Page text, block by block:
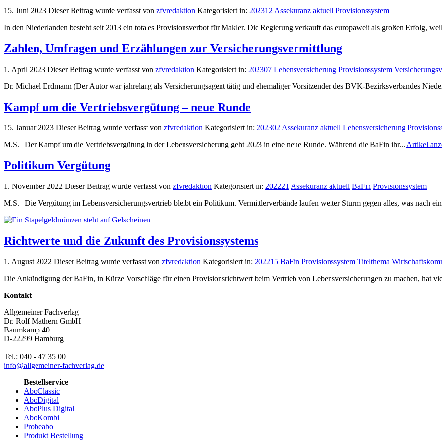
15. Juni 2023 Dieser Beitrag wurde verfasst von zfvredaktion Kategorisiert in: 202312 Assekuranz aktuell Provisionssystem
In den Niederlanden besteht seit 2013 ein totales Provisionsverbot für Makler. Die Regierung verkauft das europaweit als großen Erfolg,
Zahlen, Umfragen und Erzählungen zur Versicherungsvermittlung
1. April 2023 Dieser Beitrag wurde verfasst von zfvredaktion Kategorisiert in: 202307 Lebensversicherung Provisionssystem
Dr. Michael Erdmann (Der Autor war jahrelang als Versicherungsagent tätig und ehemaliger Vorsitzender des BVK-Bezirksverbandes
Kampf um die Vertriebsvergütung – neue Runde
15. Januar 2023 Dieser Beitrag wurde verfasst von zfvredaktion Kategorisiert in: 202302Assekuranz aktuell Lebensversicherung
M.S. | Der Kampf um die Vertriebsvergütung in der Lebensversicherung geht 2023 in eine neue Runde. Während die BaFin ihr... Artikel
Politikum Vergütung
1. November 2022 Dieser Beitrag wurde verfasst von zfvredaktion Kategorisiert in: 202221 Assekuranz aktuell BaFin Provisionssystem
M.S. | Die Vergütung im Lebensversicherungsvertrieb bleibt ein Politikum. Vermittlerverbände laufen weiter Sturm gegen alles, was nach
Richtwerte und die Zukunft des Provisionssystems
1. August 2022 Dieser Beitrag wurde verfasst von zfvredaktion Kategorisiert in: 202215 BaFin Provisionssystem Titelthema
Die Ankündigung der BaFin, in Kürze Vorschläge für einen Provisionsrichtwert beim Vertrieb von Lebensversicherungen zu machen, hat
Kontakt
Allgemeiner Fachverlag
Dr. Rolf Mathern GmbH
Baumkamp 40
D-22299 Hamburg
Tel.: 040 - 47 35 00
info@allgemeiner-fachverlag.de
Bestellservice
AboClassic
AboDigital
AboPlus Digital
AboKombi
Probeabo
Produkt Bestellung